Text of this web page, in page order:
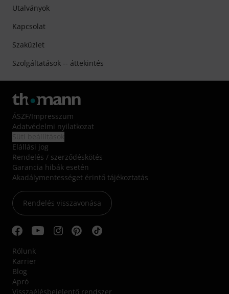
Utalványok
Kapcsolat
Szaküzlet
Szolgáltatások -- áttekintés
ÁSZF/Impresszum
Adatvédelmi nyilatkozat
Elállási jog
Rendelés / szerződéskötés
Garancia hibák esetén
Akadálymentességet érintő tájékoztatás
Rendelés visszavonása
Rólunk
Karrier
Blog
Apró
Visszaélésbejelentő rendszer